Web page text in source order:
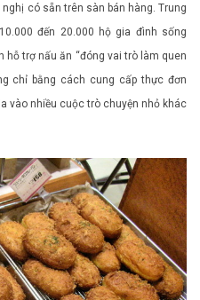
có sẵn trên sàn bán hàng. Trung
đến 20.000 hộ gia đình sống
hỗ trợ nấu ăn “đóng vai trò làm quen
chỉ bằng cách cung cấp thực đơn
vào nhiều cuộc trò chuyện nhỏ khác